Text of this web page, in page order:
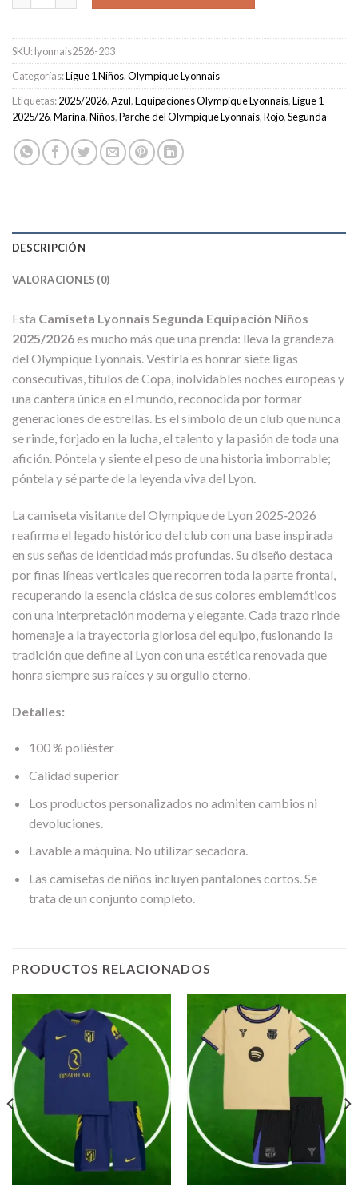
SKU:lyonnais2526-203
Categorías:Ligue 1 Niños,Olympique Lyonnais
Etiquetas:2025/2026,Azul,Equipaciones Olympique Lyonnais,Ligue 1
2025/26,Marina,Niños,Parche del Olympique Lyonnais,Rojo,Segunda
DESCRIPCIÓN
VALORACIONES (0)
Esta Camiseta Lyonnais Segunda Equipación Niños
2025/2026es mucho más que una prenda: lleva la grandeza
del Olympique Lyonnais. Vestirla es honrar siete ligas
consecutivas, títulos de Copa, inolvidables noches europeas y
una cantera única en el mundo, reconocida por formar
generaciones de estrellas. Es el símbolo de un club que nunca
se rinde, forjado en la lucha, el talento y la pasión de toda una
afición. Póntela y siente el peso de una historia imborrable;
póntela y sé parte de la leyenda viva del Lyon.
La camiseta visitante del Olympique de Lyon 2025‑2026
reafirma el legado histórico del club con una base inspirada
en sus señas de identidad más profundas. Su diseño destaca
por finas líneas verticales que recorren toda la parte frontal,
recuperando la esencia clásica de sus colores emblemáticos
con una interpretación moderna y elegante. Cada trazo rinde
homenaje a la trayectoria gloriosa del equipo, fusionando la
tradición que define al Lyon con una estética renovada que
honra siempre sus raíces y su orgullo eterno.
Detalles:
100 % poliéster
Calidad superior
Los productos personalizados no admiten cambios ni
devoluciones.
Lavable a máquina. No utilizar secadora.
Las camisetas de niños incluyen pantalones cortos. Se
trata de un conjunto completo.
PRODUCTOS RELACIONADOS